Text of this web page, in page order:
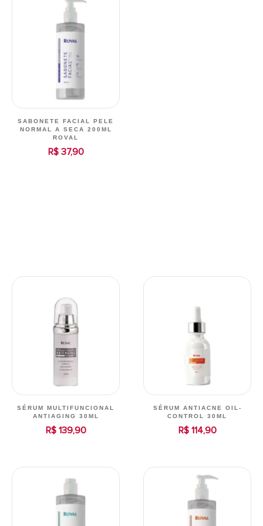
SABONETE FACIAL PELE
NORMAL A SECA 200ML
ROVAL
R$ 37,90
SÉRUM MULTIFUNCIONAL
ANTIAGING 30ML
R$ 139,90
SÉRUM ANTIACNE OIL-
CONTROL 30ML
R$ 114,90